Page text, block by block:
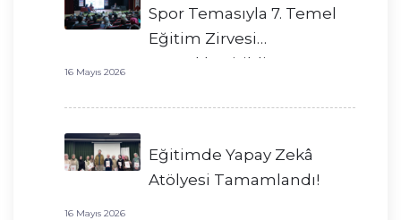
Spor Temasıyla 7. Temel
Eğitim Zirvesi
Gerçekleştirildi!
16 Mayıs 2026
Eğitimde Yapay Zekâ
Atölyesi Tamamlandı!
16 Mayıs 2026